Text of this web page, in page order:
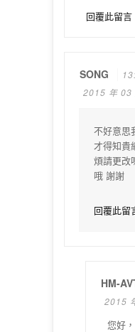
回覆此留言
SONG
2015 年 03
不好意思
才得知貴
煩請更改
哦 謝謝
回覆此留
HM-
2015
您好，